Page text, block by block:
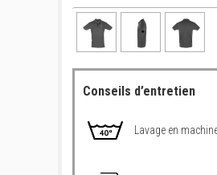
Conseils d’entretien
Lavage en